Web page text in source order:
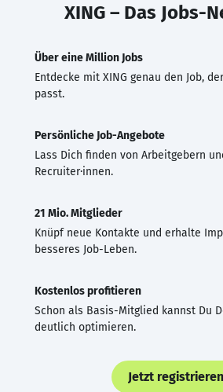
XING – Das Jobs-
Über eine Million Jobs
Entdecke mit XING genau den Job,
passt.
Persönliche Job-Angebote
Lass Dich finden von Arbeitgebern
Recruiter·innen.
21 Mio. Mitglieder
Knüpf neue Kontakte und erhalte
besseres Job-Leben.
Kostenlos profitieren
Schon als Basis-Mitglied kannst Du
deutlich optimieren.
Jetzt registrieren